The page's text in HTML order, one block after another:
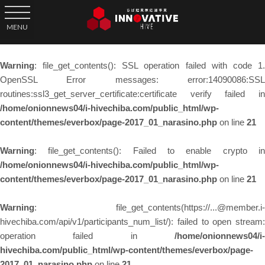
toggle navigation
MENU
Warning: file_get_contents(): SSL operation failed with code 1.
OpenSSL Error messages: error:14090086:SSL
routines:ssl3_get_server_certificate:certificate verify failed in
/home/onionnews04/i-hivechiba.com/public_html/wp-
content/themes/everbox/page-2017_01_narasino.php on line 21
Warning: file_get_contents(): Failed to enable crypto in
/home/onionnews04/i-hivechiba.com/public_html/wp-
content/themes/everbox/page-2017_01_narasino.php on line 21
Warning: file_get_contents(https://...@member.i-
hivechiba.com/api/v1/participants_num_list/): failed to open stream:
operation failed in /home/onionnews04/i-
hivechiba.com/public_html/wp-content/themes/everbox/page-